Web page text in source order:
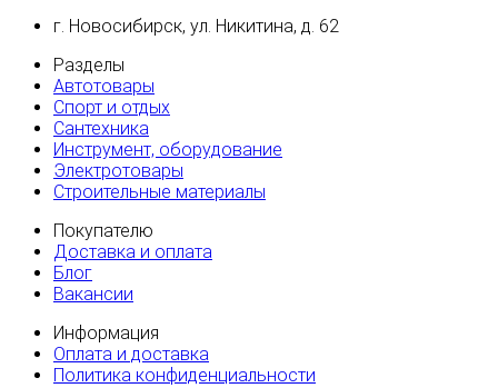
г. Новосибирск, ул. Никитина, д. 62
Разделы
Автотовары
Спорт и отдых
Сантехника
Инструмент, оборудование
Электротовары
Строительные материалы
Покупателю
Доставка и оплата
Блог
Вакансии
Информация
Оплата и доставка
Политика конфиденциальности